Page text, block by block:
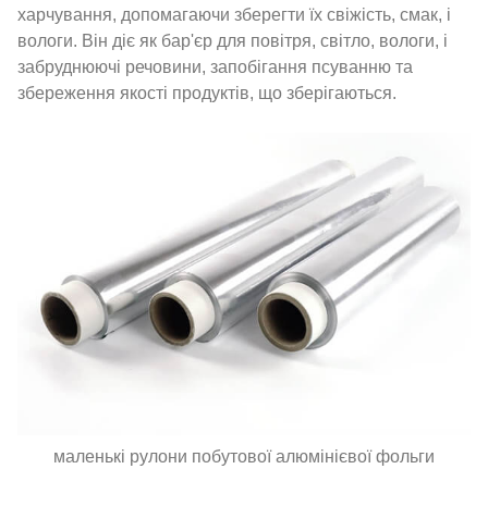
харчування, допомагаючи зберегти їх свіжість, смак, і
вологи. Він діє як бар'єр для повітря, світло, вологи, і
забруднюючі речовини, запобігання псуванню та
збереження якості продуктів, що зберігаються.
маленькі рулони побутової алюмінієвої фольги